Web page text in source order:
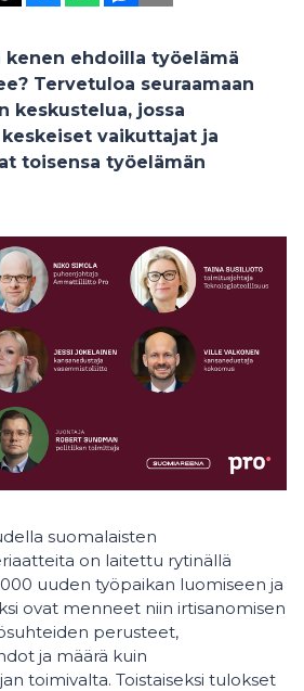
kenen ehdoilla työelämä
Tervetuloa seuraamaan
keskustelua, jossa
vaikuttajat ja
toisensa työelämän
suomalaisten
on laitettu rytinällä
uuden työpaikan luomiseen ja
ovat menneet niin irtisanomisen
perusteet,
ja määrä kuin
toimivalta. Toistaiseksi tulokset